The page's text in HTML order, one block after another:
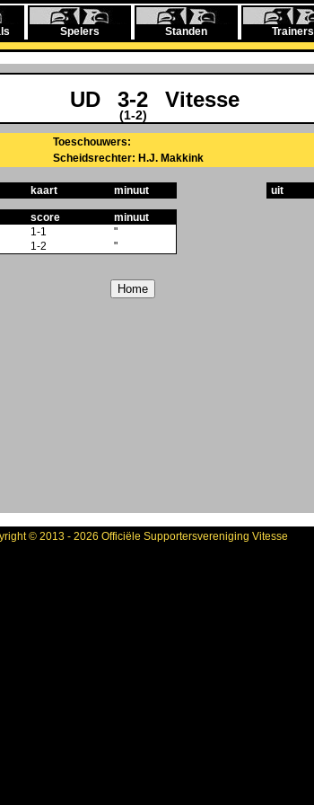
Spelers Standen Trainers
UD 3-2 Vitesse
(1-2)
Toeschouwers:
Scheidsrechter: H.J. Makkink
kaart minuut
score
minuut
1-1
"
1-2 "
uit
© 2013 - 2026 Officiële Supportersvereniging Vitesse